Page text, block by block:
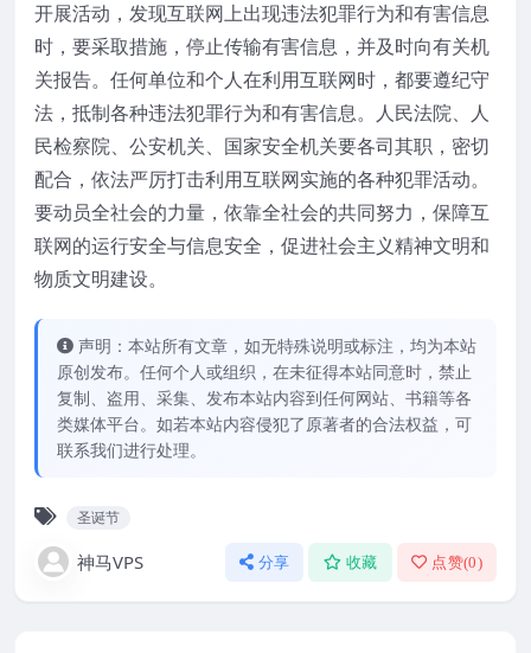
开展活动，发现互联网上出现违法犯罪行为和有害信息
时，要采取措施，停止传输有害信息，并及时向有关机
关报告。任何单位和个人在利用互联网时，都要遵纪守
法，抵制各种违法犯罪行为和有害信息。人民法院、人
民检察院、公安机关、国家安全机关要各司其职，密切
配合，依法严厉打击利用互联网实施的各种犯罪活动。
要动员全社会的力量，依靠全社会的共同努力，保障互
联网的运行安全与信息安全，促进社会主义精神文明和
物质文明建设。
声明：本站所有文章，如无特殊说明或标注，均为本站
原创发布。任何个人或组织，在未征得本站同意时，禁止
复制、盗用、采集、发布本站内容到任何网站、书籍等各
类媒体平台。如若本站内容侵犯了原著者的合法权益，可
联系我们进行处理。
圣诞节
神马VPS 分享 收藏 点赞(0)